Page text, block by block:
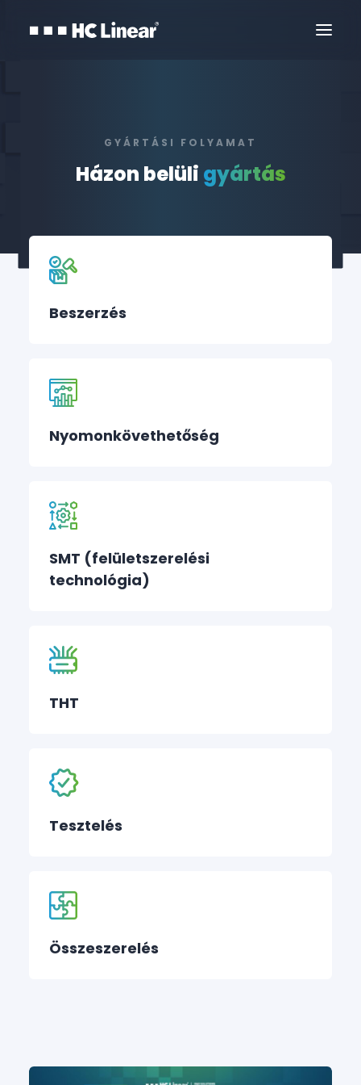
GYÁRTÁSI FOLYAMAT
Házon belüli gyártás
Beszerzés
Nyomonkövethetőség
SMT (felületszerelési
technológia)
THT
Tesztelés
Összeszerelés